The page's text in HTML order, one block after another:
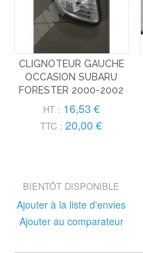
CLIGNOTEUR GAUCHE
OCCASION SUBARU
FORESTER 2000-2002
HT : 16,53 €
TTC : 20,00 €
BIENTÔT DISPONIBLE
Ajouter à la liste d'envies
Ajouter au comparateur